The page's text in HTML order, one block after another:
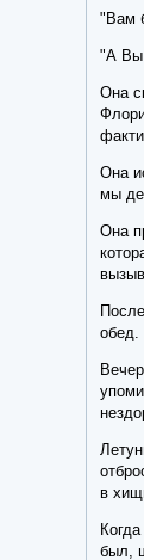
"Вам
"А Вы
Она
Она
мы
Она
обед.
в
был,